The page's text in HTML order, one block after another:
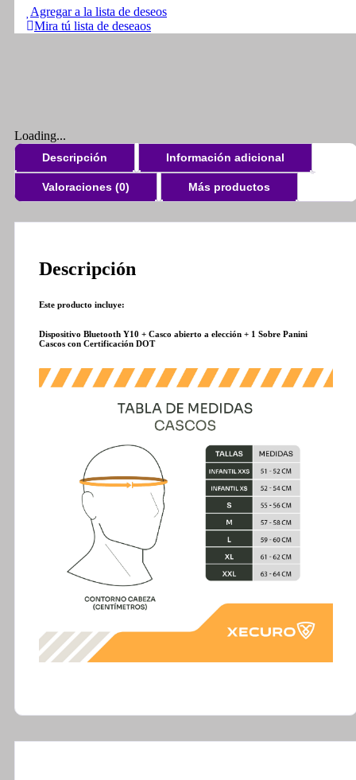
Dispositivo
Bluetooth
Y10
Fútbol
2026
Envío
cantidad
Agregar a la lista de deseos
Mira tú lista de deseaos
Loading...
Descripción Información adicional
Valoraciones (0) Más productos
Descripción
Este producto incluye:
Dispositivo Bluetooth Y10 + Casco abierto a elección + 1 Sobre Panini
Cascos con Certificación DOT